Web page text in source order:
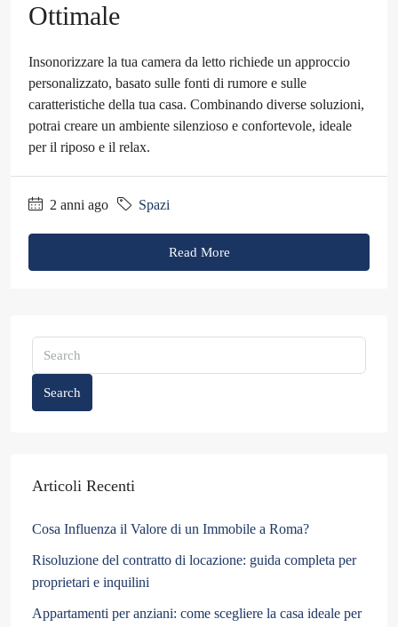
Ottimale
Insonorizzare la tua camera da letto richiede un approccio
personalizzato, basato sulle fonti di rumore e sulle
caratteristiche della tua casa. Combinando diverse soluzioni,
potrai creare un ambiente silenzioso e confortevole, ideale
per il riposo e il relax.
2 anni ago Spazi
Read More
Search
Articoli Recenti
Cosa Influenza il Valore di un Immobile a Roma?
Risoluzione del contratto di locazione: guida completa per
proprietari e inquilini
Appartamenti per anziani: come scegliere la casa ideale per